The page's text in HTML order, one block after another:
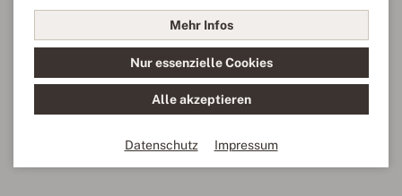
Mehr Infos
Nur essenzielle Cookies
Alle akzeptieren
Datenschutz Impressum